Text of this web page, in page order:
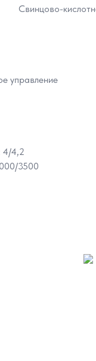
Свинцово-
управление
4/4,2
3500